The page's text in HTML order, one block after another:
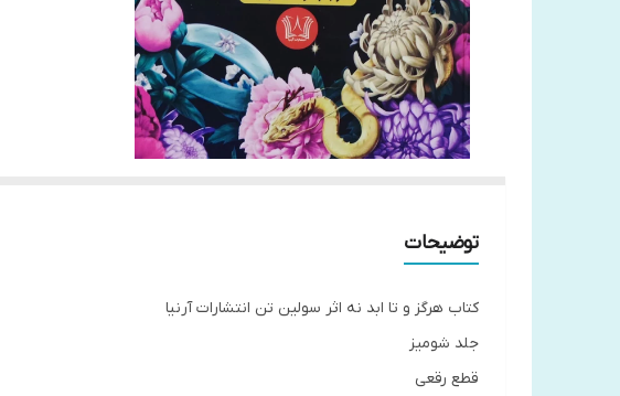
توضیحات
کتاب هرگز و تا ابد نه اثر سولین تن انتشارات آرنیا
جلد شومیز
قطع رقعی